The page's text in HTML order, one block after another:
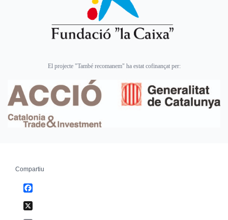
El projecte "També recomanem" ha estat cofinançat per:
Compartiu